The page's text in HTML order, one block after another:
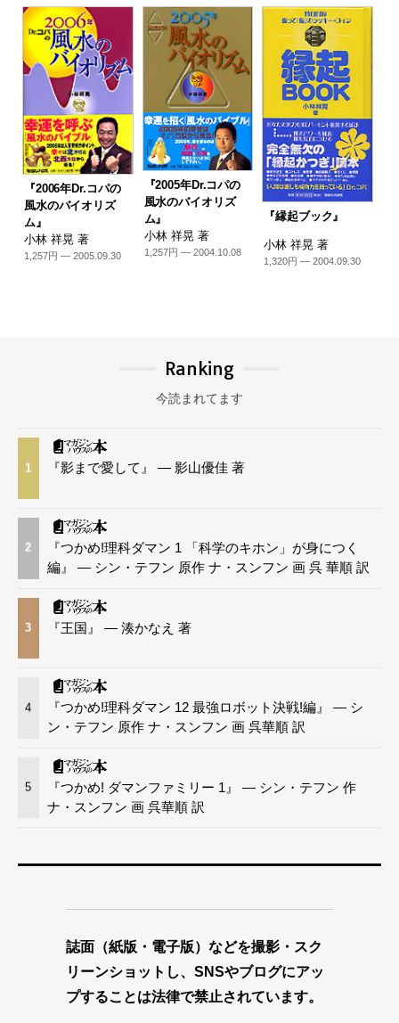
『2006年Dr.コパの
風水のバイオリズ
ム』
小林 祥晃 著
1,257円 — 2005.09.30
『2005年Dr.コパの
風水のバイオリズ
ム』
小林 祥晃 著
1,257円 — 2004.10.08
『縁起ブック』
小林 祥晃 著
1,320円 — 2004.09.30
Ranking
今読まれてます
1 『影まで愛して』 — 影山優佳 著
2
『つかめ!理科ダマン 1 「科学のキホン」が身につく
編』 — シン・テフン 原作 ナ・スンフン 画 呉 華順 訳
3 『王国』 — 湊かなえ 著
4
『つかめ!理科ダマン 12 最強ロボット決戦!編』 — シ
ン・テフン 原作 ナ・スンフン 画 呉華順 訳
5
『つかめ! ダマンファミリー 1』 — シン・テフン 作
ナ・スンフン 画 呉華順 訳
誌面（紙版・電子版）などを撮影・スク
リーンショットし、SNSやブログにアッ
プすることは法律で禁止されています。